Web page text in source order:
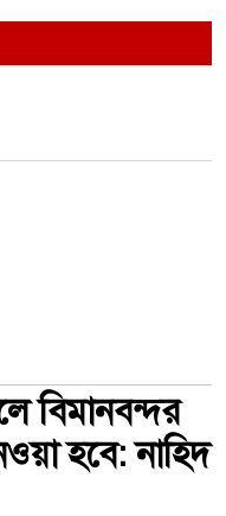
বিমানবন্দর
হবে: নাহিদ